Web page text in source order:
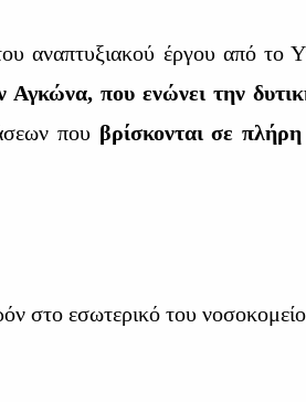
αναπτυξιακού έργου από το
Αγκώνα, που ενώνει την
που βρίσκονται σε πλήρη
στο εσωτερικό του